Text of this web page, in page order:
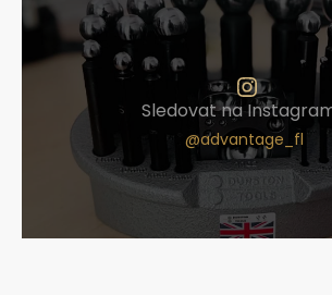
Sledovat na